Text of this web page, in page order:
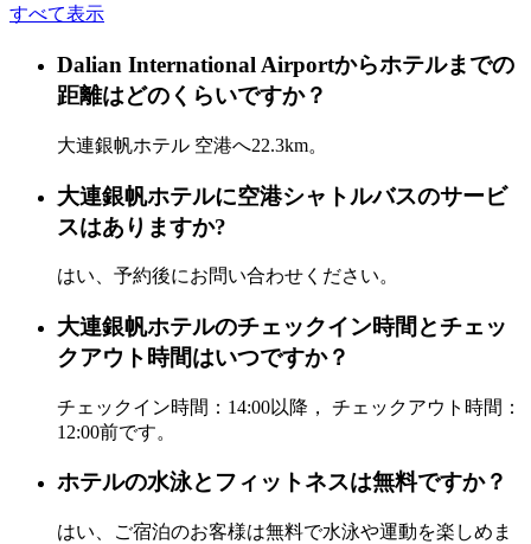
すべて表示
Dalian International Airportからホテルまでの
距離はどのくらいですか？
大連銀帆ホテル 空港へ22.3km。
大連銀帆ホテルに空港シャトルバスのサービ
スはありますか?
はい、予約後にお問い合わせください。
大連銀帆ホテルのチェックイン時間とチェッ
クアウト時間はいつですか？
チェックイン時間：14:00以降， チェックアウト時間：
12:00前です。
ホテルの水泳とフィットネスは無料ですか？
はい、ご宿泊のお客様は無料で水泳や運動を楽しめま